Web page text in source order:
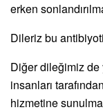
erken
Dileriz bu
Diğer dileğimiz
insanları
hizmetine